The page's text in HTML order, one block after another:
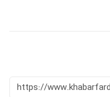
https://